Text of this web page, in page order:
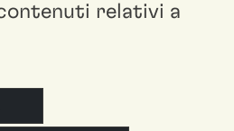
relativi a